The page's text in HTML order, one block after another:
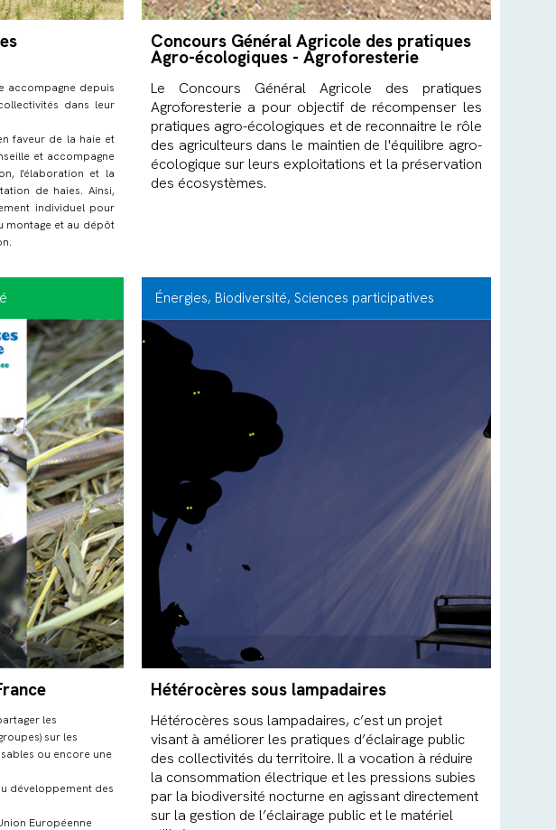
accompagne depuis
dans leur
faveur de la haie et
et accompagne
l'élaboration et la
de haies. Ainsi,
individuel pour
montage et au dépôt
Concours Général Agricole des pratiques
Agro-écologiques - Agroforesterie
Le Concours Général Agricole des pratiques
Agroforesterie a pour objectif de récompenser les
pratiques agro-écologiques et de reconnaitre le rôle
des agriculteurs dans le maintien de l'équilibre agro-
écologique sur leurs exploitations et la préservation
des écosystèmes.
les
sur les
ou encore une
développement des
Européenne
Énergies, Biodiversité, Sciences participatives
Hétérocères sous lampadaires
Hétérocères sous lampadaires, c’est un projet
visant à améliorer les pratiques d’éclairage public
des collectivités du territoire. Il a vocation à réduire
la consommation électrique et les pressions subies
par la biodiversité nocturne en agissant directement
sur la gestion de l’éclairage public et le matériel